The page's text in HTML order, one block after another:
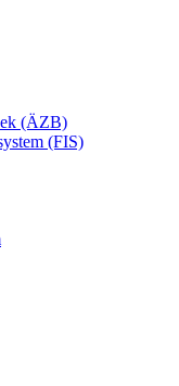
(ÄZB)
(FIS)